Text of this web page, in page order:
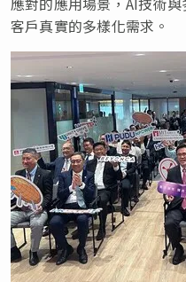
客戶真實的多樣化需求。